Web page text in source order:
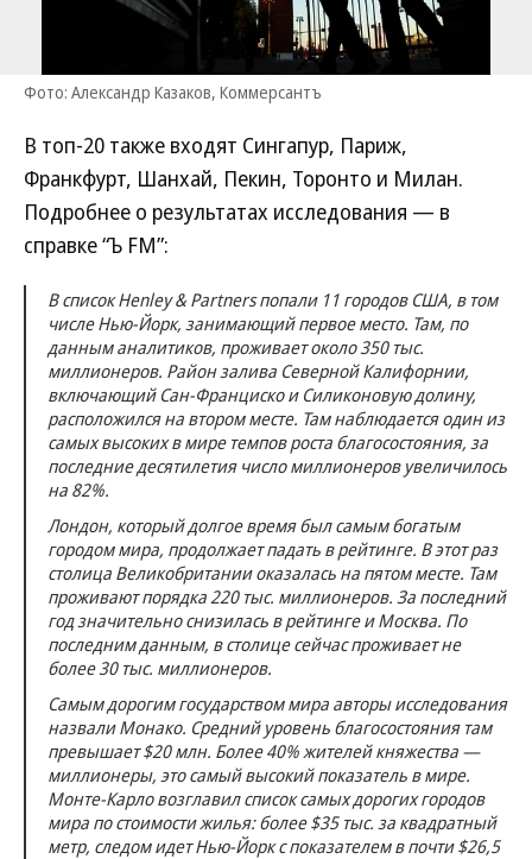
Фото: Александр Казаков, Коммерсантъ
В топ-20 также входят Сингапур, Париж,
Франкфурт, Шанхай, Пекин, Торонто и Милан.
Подробнее о результатах исследования — в
справке “Ъ FM”:
В список Henley & Partners попали 11 городов США, в том
числе Нью-Йорк, занимающий первое место. Там, по
данным аналитиков, проживает около 350 тыс.
миллионеров. Район залива Северной Калифорнии,
включающий Сан-Франциско и Силиконовую долину,
расположился на втором месте. Там наблюдается один из
самых высоких в мире темпов роста благосостояния, за
последние десятилетия число миллионеров увеличилось
на 82%.
Лондон, который долгое время был самым богатым
городом мира, продолжает падать в рейтинге. В этот раз
столица Великобритании оказалась на пятом месте. Там
проживают порядка 220 тыс. миллионеров. За последний
год значительно снизилась в рейтинге и Москва. По
последним данным, в столице сейчас проживает не
более 30 тыс. миллионеров.
Самым дорогим государством мира авторы исследования
назвали Монако. Средний уровень благосостояния там
превышает $20 млн. Более 40% жителей княжества —
миллионеры, это самый высокий показатель в мире.
Монте-Карло возглавил список самых дорогих городов
мира по стоимости жилья: более $35 тыс. за квадратный
метр, следом идет Нью-Йорк с показателем в почти $26,5